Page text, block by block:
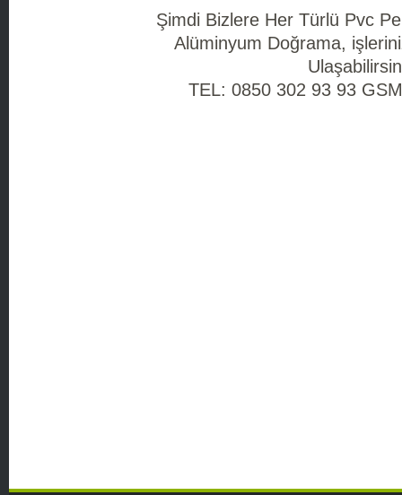
Şimdi Bizlere Her Türlü Pvc
Alüminyum Doğrama,
TEL: 0850 302 93 93